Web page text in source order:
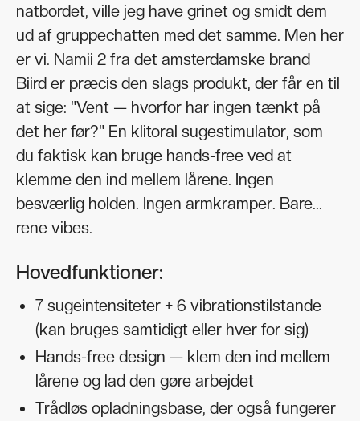
natbordet, ville jeg have grinet og smidt dem
ud af gruppechatten med det samme. Men her
er vi. Namii 2 fra det amsterdamske brand
Biird er præcis den slags produkt, der får en til
at sige: "Vent — hvorfor har ingen tænkt på
det her før?" En klitoral sugestimulator, som
du faktisk kan bruge hands-free ved at
klemme den ind mellem lårene. Ingen
besværlig holden. Ingen armkramper. Bare...
rene vibes.
Hovedfunktioner:
7 sugeintensiteter + 6 vibrationstilstande
(kan bruges samtidigt eller hver for sig)
Hands-free design — klem den ind mellem
lårene og lad den gøre arbejdet
Trådløs opladningsbase, der også fungerer